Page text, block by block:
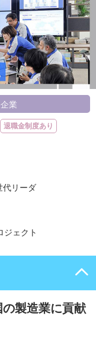
業
退職金制度あり
代リーダ
ジェクト
製造業に貢献